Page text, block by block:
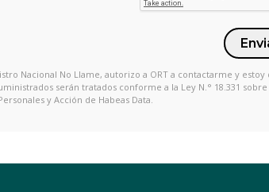
Nacional No Llame, autorizo a ORT a contactarme y estoy
serán tratados conforme a la Ley N.° 18.331
y Acción de Habeas Data.